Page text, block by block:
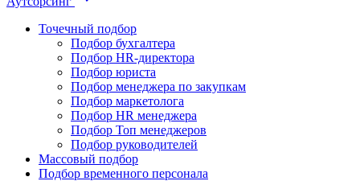
Точечный подбор
Подбор бухгалтера
Подбор HR-директора
Подбор юриста
Подбор менеджера по закупкам
Подбор маркетолога
Подбор HR менеджера
Подбор Топ менеджеров
Подбор руководителей
Массовый подбор
Подбор временного персонала